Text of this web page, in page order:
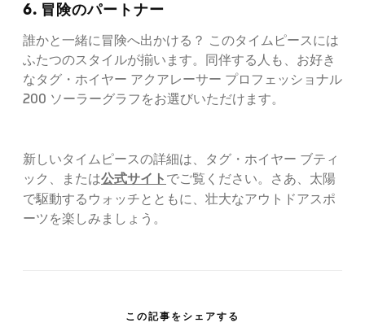
6. 冒険のパートナー
誰かと一緒に冒険へ出かける？ このタイムピースには
ふたつのスタイルが揃います。同伴する人も、お好き
なタグ・ホイヤー アクアレーサー プロフェッショナル
200 ソーラーグラフをお選びいただけます。
新しいタイムピースの詳細は、タグ・ホイヤー ブティ
ック、または公式サイト でご覧ください。さあ、太陽
で駆動するウォッチとともに、壮大なアウトドアスポ
ーツを楽しみましょう。
この記事をシェアする